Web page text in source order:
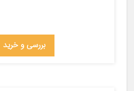
بررسی و خرید